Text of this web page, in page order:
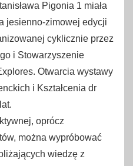
Pigonia 1 miała
jesienno-zimowej edycji
cyklicznie przez
i Stowarzyszenie
Otwarcia wystawy
i Kształcenia dr
oprócz
można wypróbować
wiedzę z